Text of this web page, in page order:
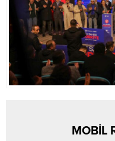
MOBİL